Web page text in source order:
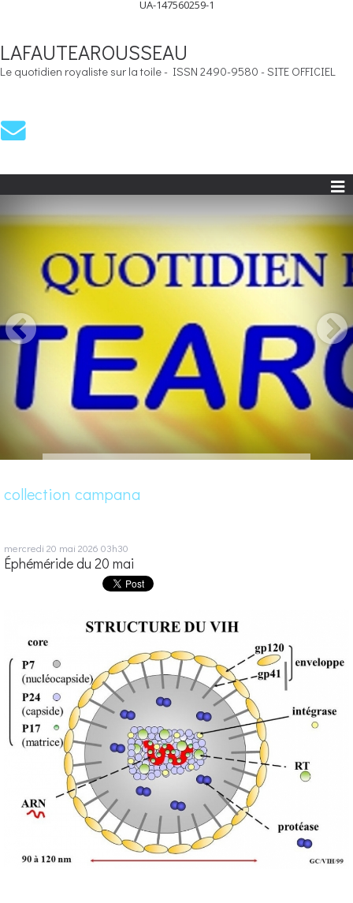
UA-147560259-1
LAFAUTEAROUSSEAU
Le quotidien royaliste sur la toile - ISSN 2490-9580 - SITE OFFICIEL
collection campana
mercredi 20 mai 2026 03h30
Éphéméride du 20 mai